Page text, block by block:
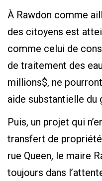
À Rawdon comme
des citoyens est
comme celui de
de traitement des
millions$, ne
aide substantielle du
Puis, un projet qui
transfert de
rue Queen, le maire
toujours dans